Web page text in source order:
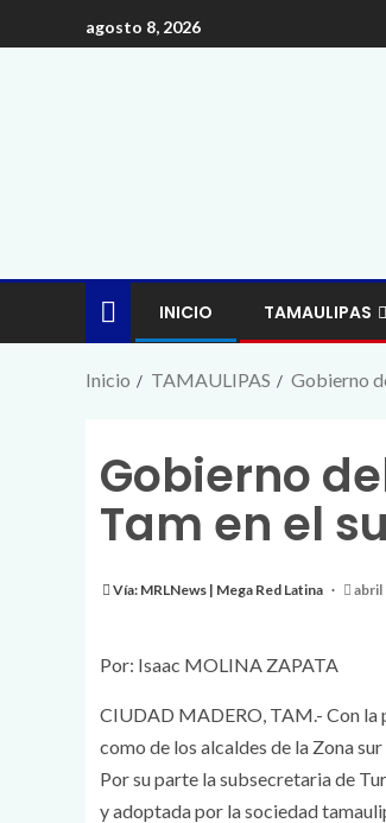
agosto 8, 2026
INICIO TAMAULIPAS
Inicio TAMAULIPAS Gobierno
Gobierno
Tam en el
Vía: MRLNews | Mega Red Latina abril
Por: Isaac MOLINA ZAPATA
CIUDAD MADERO, TAM.- Con la
como de los alcaldes de la Zona
Por su parte la subsecretaria de
y adoptada por la sociedad